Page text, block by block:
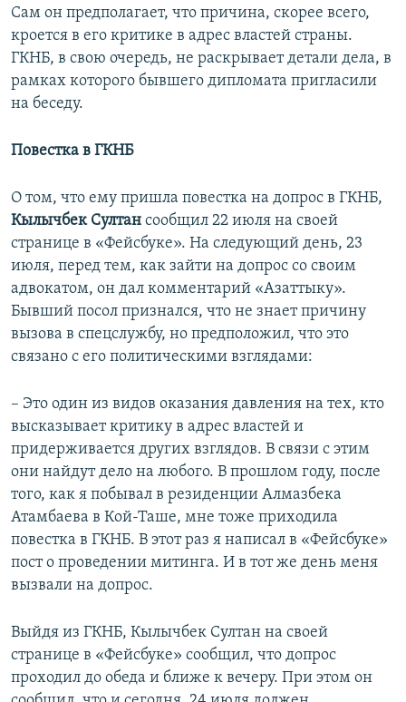
Сам он предполагает, что причина, скорее всего,
кроется в его критике в адрес властей страны.
ГКНБ, в свою очередь, не раскрывает детали дела, в
рамках которого бывшего дипломата пригласили
на беседу.
Повестка в ГКНБ
О том, что ему пришла повестка на допрос в ГКНБ,
Кылычбек Султан сообщил 22 июля на своей
странице в «Фейсбуке». На следующий день, 23
июля, перед тем, как зайти на допрос со своим
адвокатом, он дал комментарий «Азаттыку».
Бывший посол признался, что не знает причину
вызова в спецслужбу, но предположил, что это
связано с его политическими взглядами:
– Это один из видов оказания давления на тех, кто
высказывает критику в адрес властей и
придерживается других взглядов. В связи с этим
они найдут дело на любого. В прошлом году, после
того, как я побывал в резиденции Алмазбека
Атамбаева в Кой-Таше, мне тоже приходила
повестка в ГКНБ. В этот раз я написал в «Фейсбуке»
пост о проведении митинга. И в тот же день меня
вызвали на допрос.
Выйдя из ГКНБ, Кылычбек Султан на своей
странице в «Фейсбуке» сообщил, что допрос
проходил до обеда и ближе к вечеру. При этом он